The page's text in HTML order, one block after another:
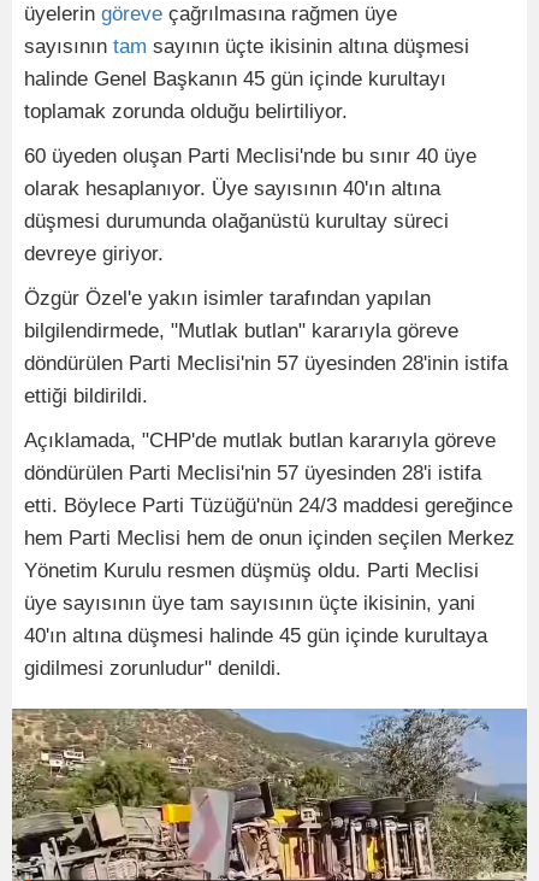
üyelerin göreve çağrılmasına rağmen üye
sayısının tam sayının üçte ikisinin altına düşmesi
halinde Genel Başkanın 45 gün içinde kurultayı
toplamak zorunda olduğu belirtiliyor.
60 üyeden oluşan Parti Meclisi'nde bu sınır 40 üye
olarak hesaplanıyor. Üye sayısının 40'ın altına
düşmesi durumunda olağanüstü kurultay süreci
devreye giriyor.
Özgür Özel'e yakın isimler tarafından yapılan
bilgilendirmede, "Mutlak butlan" kararıyla göreve
döndürülen Parti Meclisi'nin 57 üyesinden 28'inin istifa
ettiği bildirildi.
Açıklamada, "CHP'de mutlak butlan kararıyla göreve
döndürülen Parti Meclisi'nin 57 üyesinden 28'i istifa
etti. Böylece Parti Tüzüğü'nün 24/3 maddesi gereğince
hem Parti Meclisi hem de onun içinden seçilen Merkez
Yönetim Kurulu resmen düşmüş oldu. Parti Meclisi
üye sayısının üye tam sayısının üçte ikisinin, yani
40'ın altına düşmesi halinde 45 gün içinde kurultaya
gidilmesi zorunludur" denildi.